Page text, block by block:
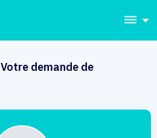
dehaze
Votre demande de